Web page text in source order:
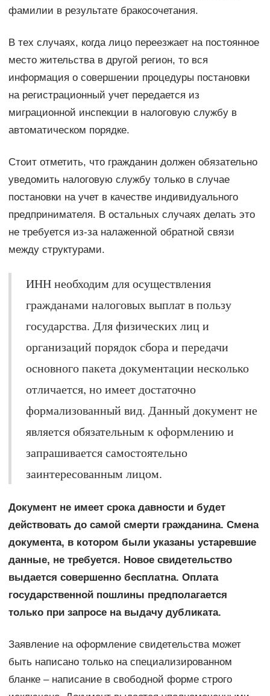
фамилии в результате бракосочетания.
В тех случаях, когда лицо переезжает на постоянное
место жительства в другой регион, то вся
информация о совершении процедуры постановки
на регистрационный учет передается из
миграционной инспекции в налоговую службу в
автоматическом порядке.
Стоит отметить, что гражданин должен обязательно
уведомить налоговую службу только в случае
постановки на учет в качестве индивидуального
предпринимателя. В остальных случаях делать это
не требуется из-за налаженной обратной связи
между структурами.
ИНН необходим для осуществления
гражданами налоговых выплат в пользу
государства. Для физических лиц и
организаций порядок сбора и передачи
основного пакета документации несколько
отличается, но имеет достаточно
формализованный вид. Данный документ не
является обязательным к оформлению и
запрашивается самостоятельно
заинтересованным лицом.
Документ не имеет срока давности и будет
действовать до самой смерти гражданина. Смена
документа, в котором были указаны устаревшие
данные, не требуется. Новое свидетельство
выдается совершенно бесплатна. Оплата
государственной пошлины предполагается
только при запросе на выдачу дубликата.
Заявление на оформление свидетельства может
быть написано только на специализированном
бланке – написание в свободной форме строго